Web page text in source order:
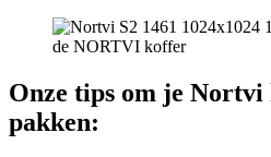
Onze tips om je
pakken: